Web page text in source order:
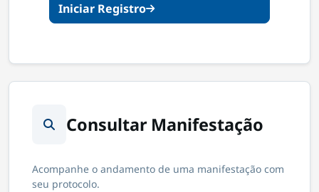
Iniciar Registro
Consultar Manifestação
Acompanhe o andamento de uma manifestação com
seu protocolo.